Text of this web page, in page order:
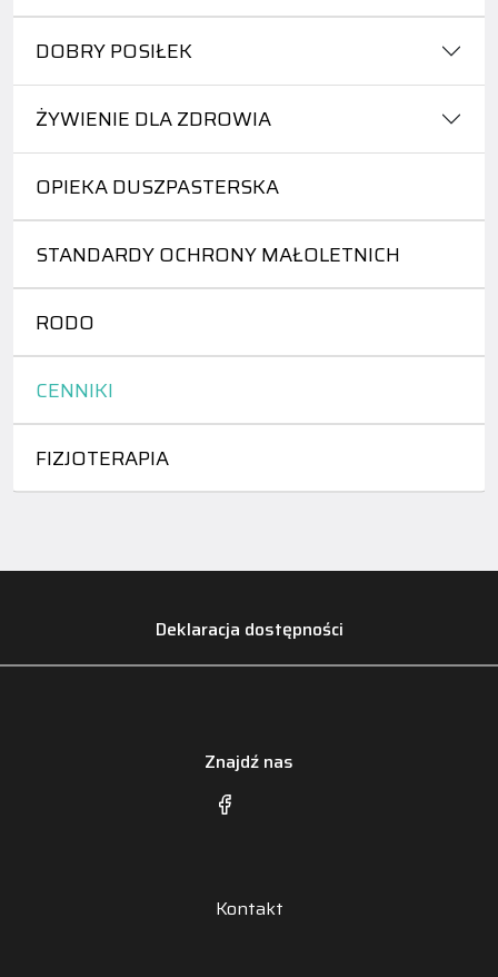
DOBRY POSIŁEK
ŻYWIENIE DLA ZDROWIA
OPIEKA DUSZPASTERSKA
STANDARDY OCHRONY MAŁOLETNICH
RODO
CENNIKI
FIZJOTERAPIA
Deklaracja dostępności
Znajdź nas
Kontakt